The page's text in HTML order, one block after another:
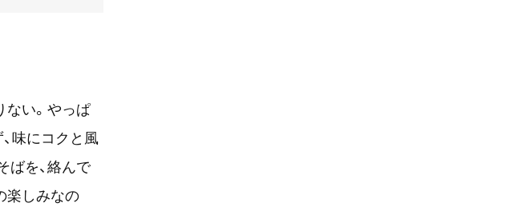
い。やっぱ
味にコクと風
を、絡んで
楽しみなの